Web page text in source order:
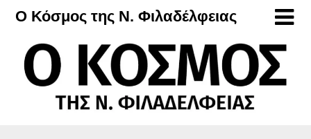
Μετάβαση
περιεχόμενο
Ο Κόσμος της Ν. Φιλαδέλφειας